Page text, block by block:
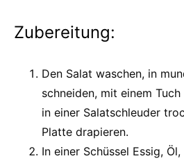
Zubereitung:
Den Salat waschen, in
schneiden, mit einem
in einer Salatschleuder
Platte drapieren.
In einer Schüssel Essig,